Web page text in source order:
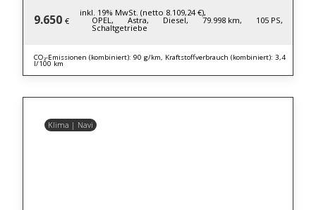
9.650 €
inkl. 19% MwSt. (netto 8.109,24 €),
OPEL, Astra, Diesel, 79.998 km, 105 PS,
Schaltgetriebe
CO₂-Emissionen (kombiniert): 90 g/km, Kraftstoffverbrauch (kombiniert): 3,4
l/100 km
Klima | Navi